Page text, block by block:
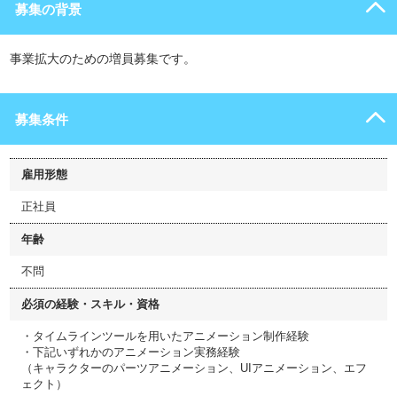
募集の背景
事業拡大のための増員募集です。
募集条件
雇用形態
正社員
年齢
不問
必須の経験・スキル・資格
・タイムラインツールを用いたアニメーション制作経験
・下記いずれかのアニメーション実務経験
（キャラクターのパーツアニメーション、UIアニメーション、エフ
ェクト）